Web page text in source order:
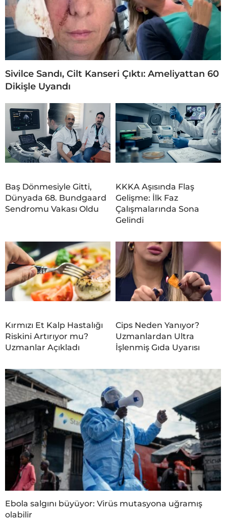
Sivilce Sandı, Cilt Kanseri Çıktı: Ameliyattan 60
Dikişle Uyandı
Baş Dönmesiyle Gitti,
Dünyada 68. Bundgaard
Sendromu Vakası Oldu
KKKA Aşısında Flaş
Gelişme: İlk Faz
Çalışmalarında Sona
Gelindi
Kırmızı Et Kalp Hastalığı
Riskini Artırıyor mu?
Uzmanlar Açıkladı
Cips Neden Yanıyor?
Uzmanlardan Ultra
İşlenmiş Gıda Uyarısı
Ebola salgını büyüyor: Virüs mutasyona uğramış
olabilir